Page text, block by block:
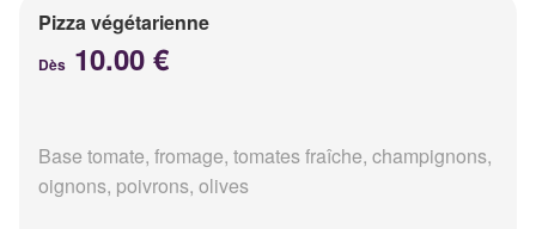
Pizza végétarienne
Dès 10.00 €
Base tomate, fromage, tomates fraîche, champignons,
oignons, poivrons, olives